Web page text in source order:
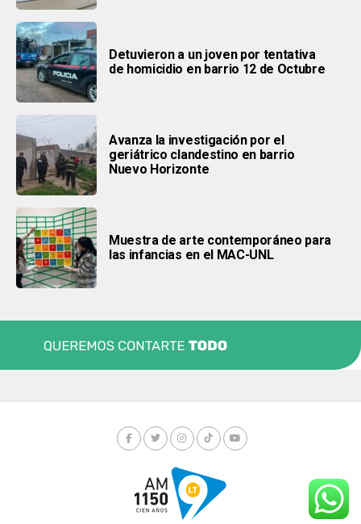
Detuvieron a un joven por tentativa
de homicidio en barrio 12 de Octubre
Avanza la investigación por el
geriátrico clandestino en barrio
Nuevo Horizonte
Muestra de arte contemporáneo para
las infancias en el MAC-UNL